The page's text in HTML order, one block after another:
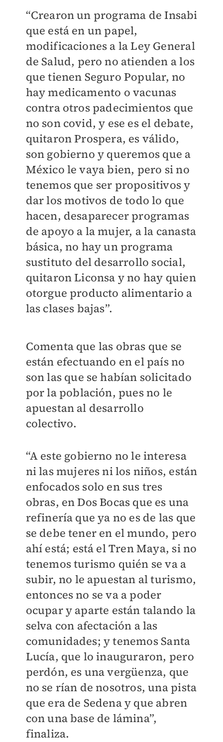
“Crearon un programa de Insabi
que está en un papel,
modificaciones a la Ley General
de Salud, pero no atienden a los
que tienen Seguro Popular, no
hay medicamento o vacunas
contra otros padecimientos que
no son covid, y ese es el debate,
quitaron Prospera, es válido,
son gobierno y queremos que a
México le vaya bien, pero si no
tenemos que ser propositivos y
dar los motivos de todo lo que
hacen, desaparecer programas
de apoyo a la mujer, a la canasta
básica, no hay un programa
sustituto del desarrollo social,
quitaron Liconsa y no hay quien
otorgue producto alimentario a
las clases bajas”.
Comenta que las obras que se
están efectuando en el país no
son las que se habían solicitado
por la población, pues no le
apuestan al desarrollo
colectivo.
“A este gobierno no le interesa
ni las mujeres ni los niños, están
enfocados solo en sus tres
obras, en Dos Bocas que es una
refinería que ya no es de las que
se debe tener en el mundo, pero
ahí está; está el Tren Maya, si no
tenemos turismo quién se va a
subir, no le apuestan al turismo,
entonces no se va a poder
ocupar y aparte están talando la
selva con afectación a las
comunidades; y tenemos Santa
Lucía, que lo inauguraron, pero
perdón, es una vergüenza, que
no se rían de nosotros, una pista
que era de Sedena y que abren
con una base de lámina”,
finaliza.